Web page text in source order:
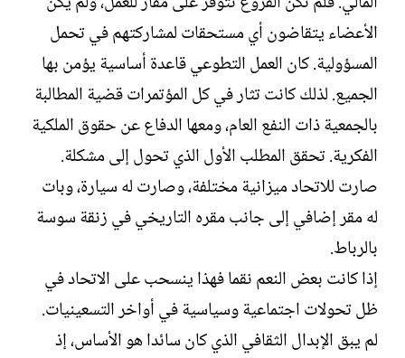
الأعضاء يتقاضون أي مستحقات لمشاركتهم في تحمل
المسؤولية. كان العمل التطوعي قاعدة أساسية يؤمن بها
الجميع. لذلك كانت تثار في كل المؤتمرات قضية المطالبة
بالجمعية ذات النفع العام، ومعها الدفاع عن حقوق الملكية
الفكرية. تحقق المطلب الأول الذي تحول إلى مشكلة.
صارت للاتحاد ميزانية مختلفة، وصارت له سيارة، وبات
له مقر إضافي إلى جانب مقره التاريخي في زنقة سوسة
بالرباط.
إذا كانت بعض النعم نقما فهذا ينسحب على الاتحاد في
ظل تحولات اجتماعية وسياسية في أواخر التسعينيات.
لم يبق الإبدال الثقافي الذي كان سائدا هو الأساس، إذ